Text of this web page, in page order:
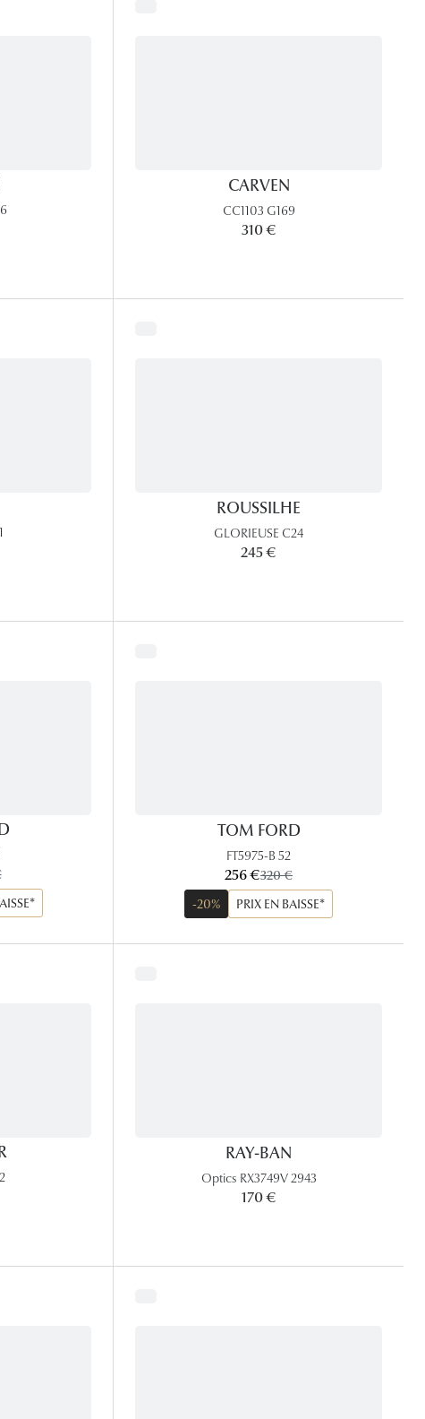
CARVEN
CC1103 G169
310 €
ROUSSILHE
GLORIEUSE C24
245 €
prix:
TOM FORD
FT5975-B 52
maintenant:
256 €ancien prix:
320 €
-20%
PRIX EN BAISSE*
RAY-BAN
Optics RX3749V 2943
170 €